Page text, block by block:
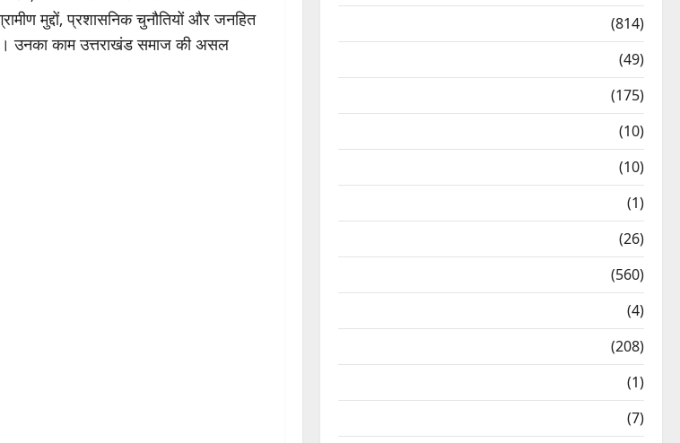
मुद्दों, प्रशासनिक चुनौतियों और जनहित
उनका काम उत्तराखंड समाज की असल
(814)
(49)
(175)
(10)
(10)
(1)
(26)
(560)
(4)
(208)
(1)
(7)